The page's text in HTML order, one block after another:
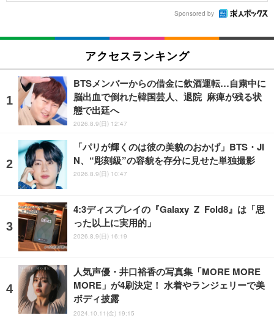
Sponsored by
アクセスランキング
BTSメンバーからの借金に飲酒運転…自粛中に
脳出血で倒れた韓国芸人、退院 麻痺が残る状
態で出廷へ
2026.8.9(日) 12:47
「パリが輝くのは彼の美貌のおかげ」BTS・JI
N、“彫刻級”の容貌を存分に見せた単独撮影
2026.8.9(日) 10:47
4:3ディスプレイの『Galaxy Z Fold8』は「思
った以上に実用的」
2026.8.9(日) 16:19
人気声優・井口裕香の写真集「MORE MORE
MORE」が4刷決定！ 水着やランジェリーで美
ボディ披露
2024.10.11(金) 19:15